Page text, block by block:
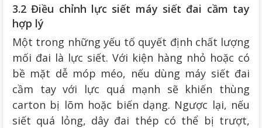
3.2 Điều chỉnh lực siết máy siết đai cầm tay
hợp lý
Một trong những yếu tố quyết định chất lượng
mối đai là lực siết. Với kiện hàng nhỏ hoặc có
bề mặt dễ móp méo, nếu dùng máy siết đai
cầm tay với lực quá mạnh sẽ khiến thùng
carton bị lõm hoặc biến dạng. Ngược lại, nếu
siết quá lỏng, dây đai thép có thể bị trượt,